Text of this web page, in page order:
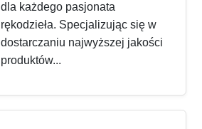
dla każdego pasjonata
rękodzieła. Specjalizując się w
dostarczaniu najwyższej jakości
produktów...